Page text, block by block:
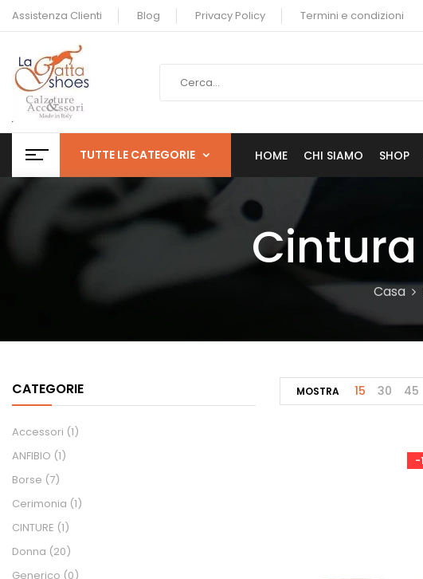
Assistenza Clienti Blog Privacy Policy Termini e condizioni
TUTTE LE CATEGORIE HOME CHI SIAMO SHOP
Cintura
Casa
CATEGORIE
Accessori (1)
ANFIBIO (1)
Borse (7)
Cerimonia (1)
CINTURE (1)
Donna (20)
Generico (0)
MOSTRA 15 30 45
-